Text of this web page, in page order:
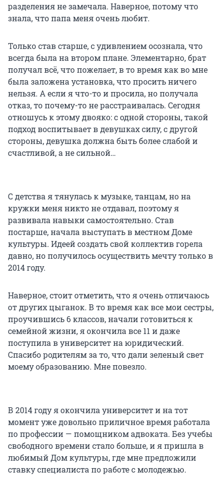
разделения не замечала. Наверное, потому что
знала, что папа меня очень любит.
Только став старше, с удивлением осознала, что
всегда была на втором плане. Элементарно, брат
получал всё, что пожелает, в то время как во мне
была заложена установка, что просить ничего
нельзя. А если я что-то и просила, но получала
отказ, то почему-то не расстраивалась. Сегодня
отношусь к этому двояко: с одной стороны, такой
подход воспитывает в девушках силу, с другой
стороны, девушка должна быть более слабой и
счастливой, а не сильной…
С детства я тянулась к музыке, танцам, но на
кружки меня никто не отдавал, поэтому я
развивала навыки самостоятельно. Став
постарше, начала выступать в местном Доме
культуры. Идеей создать свой коллектив горела
давно, но получилось осуществить мечту только в
2014 году.
Наверное, стоит отметить, что я очень отличаюсь
от других цыганок. В то время как все мои сестры,
проучившись 6 классов, начали готовиться к
семейной жизни, я окончила все 11 и даже
поступила в университет на юридический.
Спасибо родителям за то, что дали зеленый свет
моему образованию. Мне повезло.
В 2014 году я окончила университет и на тот
момент уже довольно приличное время работала
по профессии — помощником адвоката. Без учебы
свободного времени стало больше, и я пришла в
любимый Дом культуры, где мне предложили
ставку специалиста по работе с молодежью.